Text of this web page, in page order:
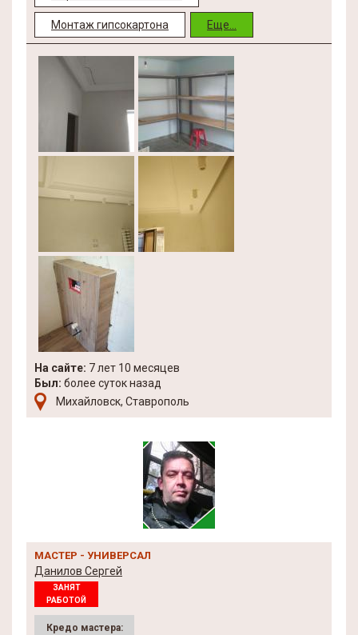
Монтаж гипсокартона Еще...
На сайте: 7 лет 10 месяцев
Был: более суток назад
Михайловск, Ставрополь
МАСТЕР - УНИВЕРСАЛ
Данилов Сергей
ЗАНЯТ
РАБОТОЙ
Кредо мастера: